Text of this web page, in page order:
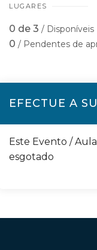
LUGARES
0 de 3 / Disponíveis
0 / Pendentes de
EFECTUE A
Este Evento /
esgotado